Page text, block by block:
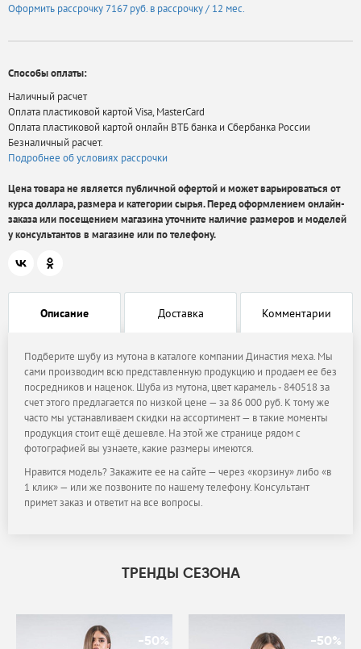
Оформить рассрочку7167 руб. в рассрочку / 12 мес.
Способы оплаты:
Наличный расчет
Оплата пластиковой картой Visa, MasterCard
Оплата пластиковой картой онлайн ВТБ банка и Сбербанка России
Безналичный расчет.
Подробнее об условиях рассрочки
Цена товара не является публичной офертой и может варьироваться от
курса доллара, размера и категории сырья. Перед оформлением онлайн-
заказа или посещением магазина уточните наличие размеров и моделей
у консультантов в магазине или по телефону.
Описание Доставка Комментарии
Подберите шубу из мутона в каталоге компании Династия меха. Мы
сами производим всю представленную продукцию и продаем ее без
посредников и наценок. Шуба из мутона, цвет карамель - 840518 за
счет этого предлагается по низкой цене — за 86 000 руб. К тому же
часто мы устанавливаем скидки на ассортимент — в такие моменты
продукция стоит ещё дешевле. На этой же странице рядом с
фотографией вы узнаете, какие размеры имеются.
Нравится модель? Закажите ее на сайте — через «корзину» либо «в
1 клик» — или же позвоните по нашему телефону. Консультант
примет заказ и ответит на все вопросы.
ТРЕНДЫ СЕЗОНА
-50% -50%